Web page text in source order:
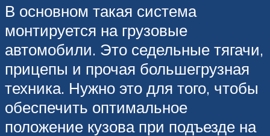
В основном такая система
монтируется на грузовые
автомобили. Это седельные тягачи,
прицепы и прочая большегрузная
техника. Нужно это для того, чтобы
обеспечить оптимальное
положение кузова при подъезде на